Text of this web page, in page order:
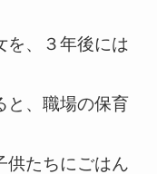
を、３年後には
と、職場の保育
供たちにごはん